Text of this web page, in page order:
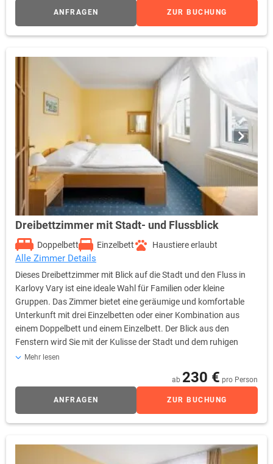
Toilettenartikeln und einem Haartrockner. Eine gute Wahl für
ANFRAGEN ZUR BUCHUNG
Dreibettzimmer mit Stadt- und Flussblick
Doppelbett Einzelbett Haustiere erlaubt
Alle Zimmer Details
Dieses Dreibettzimmer mit Blick auf die Stadt und den Fluss in
Karlovy Vary ist eine ideale Wahl für Familien oder kleine
Gruppen. Das Zimmer bietet eine geräumige und komfortable
Unterkunft mit drei Einzelbetten oder einer Kombination aus
einem Doppelbett und einem Einzelbett. Der Blick aus den
Fenstern wird Sie mit der Kulisse der Stadt und dem ruhigen
Flusslauf verzaubern. Das Zimmer ist mit einem Sitzbereich,
Stauraum ausgestattet. Außerdem gibt es ein eigenes Bad mit
Dusche oder Badewanne, Toilettenartikeln und einem
einzigartiges Kurstadt-Erlebnis.
Mehr lesen
ab 230 € pro Person
ANFRAGEN ZUR BUCHUNG